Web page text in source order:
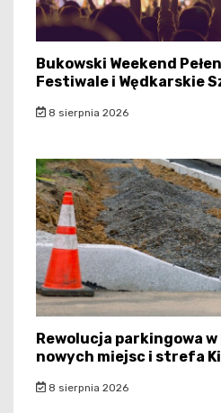
Bukowski Weekend
Festiwale i Wędkarskie
8 sierpnia 2026
Rewolucja parkingowa w
nowych miejsc i strefa
8 sierpnia 2026